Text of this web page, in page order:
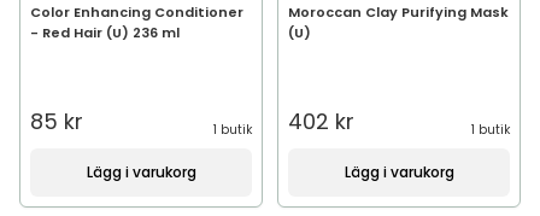
Color Enhancing Conditioner
- Red Hair (U) 236 ml
85 kr 1 butik
Lägg i varukorg
Moroccan Clay Purifying Mask
(U)
402 kr 1 butik
Lägg i varukorg